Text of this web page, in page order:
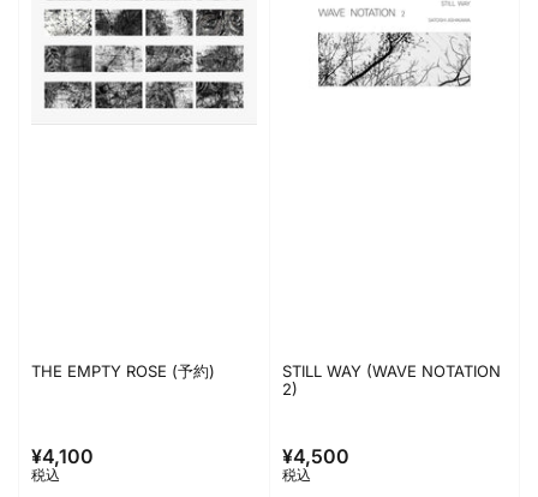
THE EMPTY ROSE (予約)
通
常
¥4,100
税込
STILL WAY (WAVE NOTATION
2)
通
常
¥4,500
税込